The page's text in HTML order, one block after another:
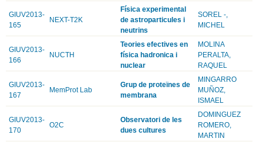
GIUV2013-
165
NEXT-T2K
Física experimental
de astroparticules i
neutrins
SOREL -,
MICHEL
GIUV2013-
166
NUCTH
Teories efectives en
física hadronica i
nuclear
MOLINA
PERALTA,
RAQUEL
GIUV2013-
167
MemProt Lab
Grup de proteïnes de
membrana
MINGARRO
MUÑOZ,
ISMAEL
GIUV2013-
170
O2C
Observatori de les
dues cultures
DOMINGUEZ
ROMERO,
MARTIN